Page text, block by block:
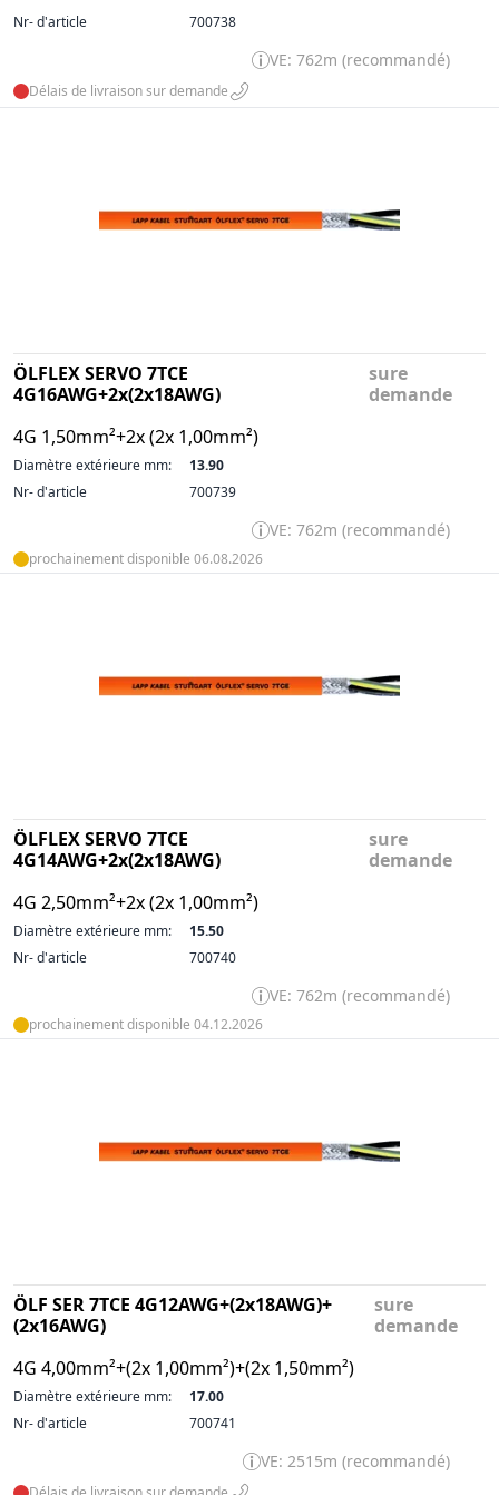
Nr- d'article
700738
VE: 762m (recommandé)
Délais de livraison sur demande
ÖLFLEX SERVO 7TCE
4G16AWG+2x(2x18AWG)
4G 1,50mm²+2x (2x 1,00mm²)
sure
demande
Diamètre extérieure mm:
13.90
Nr- d'article
700739
VE: 762m (recommandé)
prochainement disponible 06.08.2026
ÖLFLEX SERVO 7TCE
4G14AWG+2x(2x18AWG)
4G 2,50mm²+2x (2x 1,00mm²)
sure
demande
Diamètre extérieure mm:
15.50
Nr- d'article
700740
VE: 762m (recommandé)
prochainement disponible 04.12.2026
ÖLF SER 7TCE 4G12AWG+(2x18AWG)+
(2x16AWG)
4G 4,00mm²+(2x 1,00mm²)+(2x 1,50mm²)
sure
demande
Diamètre extérieure mm:
17.00
Nr- d'article
700741
VE: 2515m (recommandé)